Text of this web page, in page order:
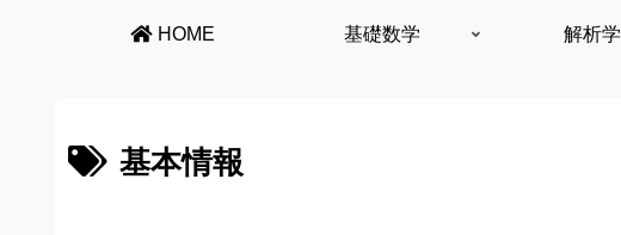
HOME 基礎数学 解析学
基本情報